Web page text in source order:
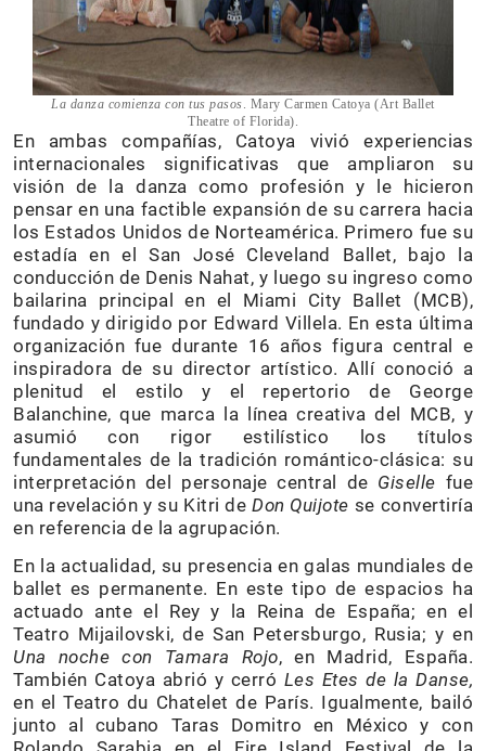
La danza comienza con tus pasos. Mary Carmen Catoya (Art Ballet
Theatre of Florida).
En ambas compañías, Catoya vivió experiencias
internacionales significativas que ampliaron su
visión de la danza como profesión y le hicieron
pensar en una factible expansión de su carrera hacia
los Estados Unidos de Norteamérica. Primero fue su
estadía en el San José Cleveland Ballet, bajo la
conducción de Denis Nahat, y luego su ingreso como
bailarina principal en el Miami City Ballet (MCB),
fundado y dirigido por Edward Villela. En esta última
organización fue durante 16 años figura central e
inspiradora de su director artístico. Allí conoció a
plenitud el estilo y el repertorio de George
Balanchine, que marca la línea creativa del MCB, y
asumió con rigor estilístico los títulos
fundamentales de la tradición romántico-clásica: su
interpretación del personaje central de Giselle fue
una revelación y su Kitri deDon Quijote se convertiría
en referencia de la agrupación.
En la actualidad, su presencia en galas mundiales de
ballet es permanente. En este tipo de espacios ha
actuado ante el Rey y la Reina de España; en el
Teatro Mijailovski, de San Petersburgo, Rusia; y en
Una noche con Tamara Rojo, en Madrid, España.
También Catoya abrió y cerró Les Etes de la Danse,
en el Teatro du Chatelet de París. Igualmente, bailó
junto al cubano Taras Domitro en México y con